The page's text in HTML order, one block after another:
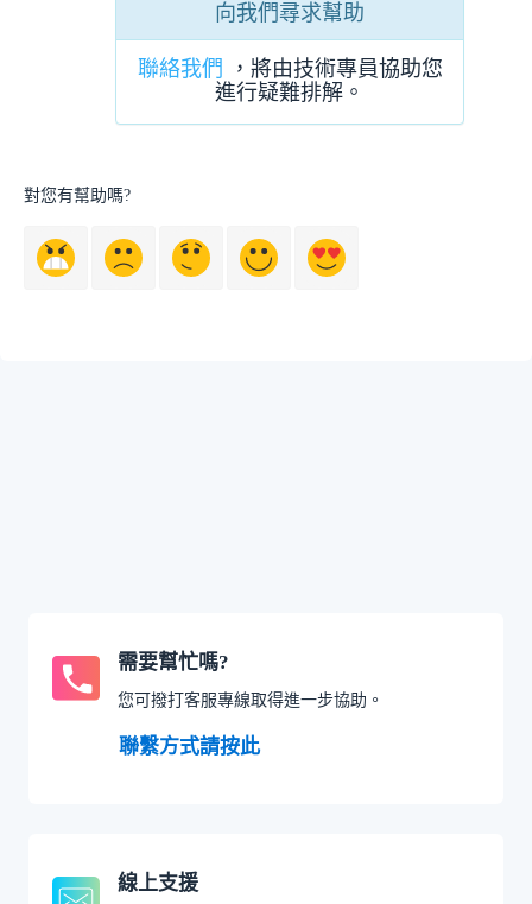
向我們尋求幫助
聯絡我們 ，將由技術專員協助您
進行疑難排解。
對您有幫助嗎?
需要幫忙嗎?
您可撥打客服專線取得進一步協助。
聯繫方式請按此
線上支援